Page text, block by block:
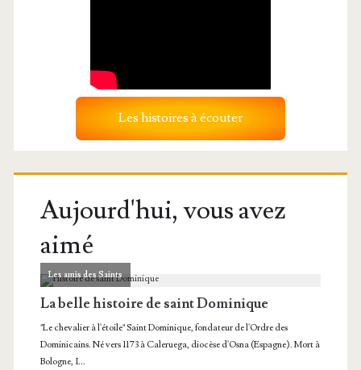
Les histoires à écouter
Aujourd'hui, vous avez
aimé